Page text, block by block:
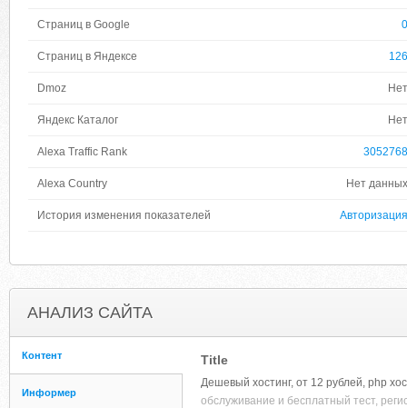
Страниц в Google 0
Страниц в Яндексе 126
Dmoz Нет
Яндекс Каталог Нет
Alexa Traffic Rank 3052768
Alexa Country Нет данных
История изменения показателей Авторизация
АНАЛИЗ САЙТА
Контент
Информер
Title
Дешевый хостинг, от 12 рублей, php
обслуживание и бесплатный тест,